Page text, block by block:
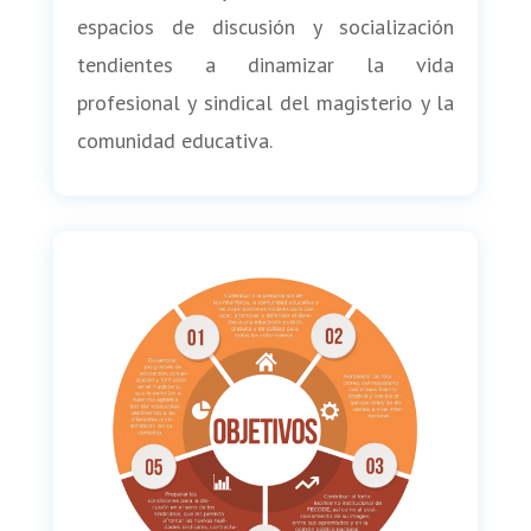
espacios de discusión y socialización
tendientes a dinamizar la vida
profesional y sindical del magisterio y la
comunidad educativa.